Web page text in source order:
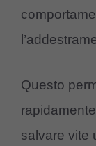
Questo
salvare vite